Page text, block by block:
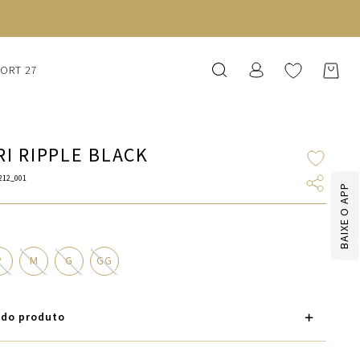
BAIXE O APP
27
RIPPLE BLACK
M G GG
produto